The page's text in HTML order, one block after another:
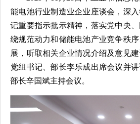
能电池行业制造业企业座谈会，深
记重要指示批示精神，落实党中央
绕规范动力和储能电池产业竞争秩
展，听取相关企业情况介绍及意见建
党组书记、部长李乐成出席会议并
部长辛国斌主持会议。